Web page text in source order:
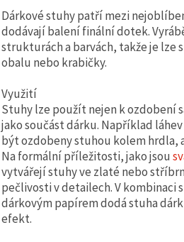
Dárkové stuhy patří mezi
dodávají balení finální dotek.
strukturách a barvách, takže je lze
obalu nebo krabičky.
Využití
Stuhy lze použít nejen k ozdobení
jako součást dárku. Například
být ozdobeny stuhou kolem hrdla,
Na formální příležitosti, jako jsou
vytvářejí stuhy ve zlaté nebo
pečlivosti v detailech. V kombinaci
dárkovým papírem dodá stuha
efekt.